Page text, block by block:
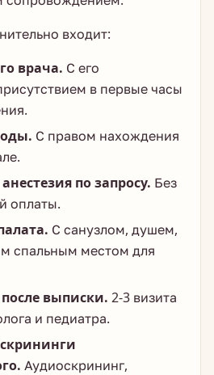
входит:
врача. С его
в первые часы
С правом нахождения
по запросу. Без
оплаты.
С санузлом, душем,
спальным местом для
выписки. 2-3 визита
и педиатра.
Аудиоскрининг,